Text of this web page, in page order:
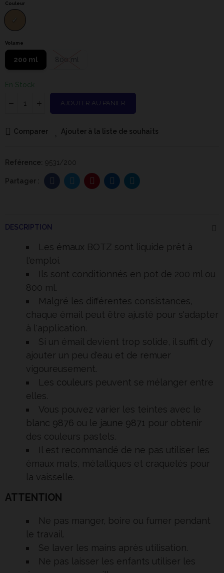
Couleur
Volume
200 ml
En Stock
AJOUTER AU PANIER
Comparer Ajouter à la liste de souhaits
Reférence: 9531/200
DESCRIPTION
Les émaux BOTZ sont liquide prêt à
l'emploi.
Ils sont conditionnés en pot de 200 ml ou
800 ml.
Malgré les différentes consistances,
chaque émail peut être ajusté pour s'adapter
à l'application.
Si un émail devient trop solide, il suffit d'y
ajouter un peu d'eau et de remuer
vigoureusement.
Les couleurs peuvent se mélanger entre
elles.
Vous pouvez varier les teintes avec le
blanc 9876 ou le jaune 9871 pour obtenir
des couleurs pastels.
Il est recommandé de ne pas utiliser les
émaux mats, métalliques et craquelés pour
la vaisselle.
ATTENTION
Ne pas manger, boire ou fumer pendant
le travail.
Se laver les mains après utilisation.
Ne pas laisser les enfants utiliser les